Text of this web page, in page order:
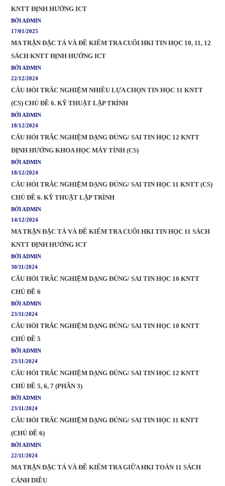
KNTT ĐỊNH HƯỚNG ICT
BỞI ADMIN
17/01/2025
MA TRẬN ĐẶC TẢ VÀ ĐỀ KIỂM TRA CUỐI HKI TIN HỌC 10, 11, 12
SÁCH KNTT ĐỊNH HƯỚNG ICT
BỞI ADMIN
22/12/2024
CÂU HỎI TRẮC NGHIỆM NHIỀU LỰA CHỌN TIN HỌC 11 KNTT
(CS) CHỦ ĐỀ 6. KỸ THUẬT LẬP TRÌNH
BỞI ADMIN
18/12/2024
CÂU HỎI TRẮC NGHIỆM DẠNG ĐÚNG/ SAI TIN HỌC 12 KNTT
ĐỊNH HƯỚNG KHOA HỌC MÁY TÍNH (CS)
BỞI ADMIN
18/12/2024
CÂU HỎI TRẮC NGHIỆM DẠNG ĐÚNG/ SAI TIN HỌC 11 KNTT (CS)
CHỦ ĐỀ 6. KỸ THUẬT LẬP TRÌNH
BỞI ADMIN
14/12/2024
MA TRẬN ĐẶC TẢ VÀ ĐỀ KIỂM TRA CUỐI HKI TIN HỌC 11 SÁCH
KNTT ĐỊNH HƯỚNG ICT
BỞI ADMIN
30/11/2024
CÂU HỎI TRẮC NGHIỆM DẠNG ĐÚNG/ SAI TIN HỌC 10 KNTT
CHỦ ĐỀ 6
BỞI ADMIN
23/11/2024
CÂU HỎI TRẮC NGHIỆM DẠNG ĐÚNG/ SAI TIN HỌC 10 KNTT
CHỦ ĐỀ 5
BỞI ADMIN
23/11/2024
CÂU HỎI TRẮC NGHIỆM DẠNG ĐÚNG/ SAI TIN HỌC 12 KNTT
CHỦ ĐỀ 5, 6, 7 (PHẦN 3)
BỞI ADMIN
23/11/2024
CÂU HỎI TRẮC NGHIỆM DẠNG ĐÚNG/ SAI TIN HỌC 11 KNTT
(CHỦ ĐỀ 6)
BỞI ADMIN
22/11/2024
MA TRẬN ĐẶC TẢ VÀ ĐỀ KIỂM TRA GIỮA HKI TOÁN 11 SÁCH
CÁNH DIỀU